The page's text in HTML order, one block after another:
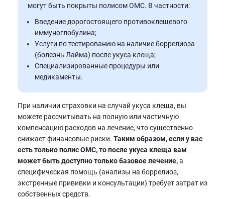
могут быть покрыты полисом ОМС. В частности:
Введение дорогостоящего противоклещевого
иммуноглобулина;
Услуги по тестированию на наличие боррелиоза
(болезнь Лайма) после укуса клеща;
Специализированные процедуры или
медикаменты.
При наличии страховки на случай укуса клеща, вы
можете рассчитывать на полную или частичную
компенсацию расходов на лечение, что существенно
снижает финансовые риски. Таким образом, если у вас
есть только полис ОМС, то после укуса клеща вам
может быть доступно только базовое лечение,а
специфическая помощь (анализы на боррелиоз,
экстренные прививки и консультации) требует затрат из
собственных средств.